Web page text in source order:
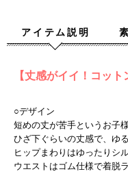
アイテム説明
【丈感がイイ！コット
○デザイン
短めの丈が苦手というお子
ひざ下ぐらいの丈感で、ゆ
ヒップまわりはゆったりシル
ウエストはゴム仕様で着脱